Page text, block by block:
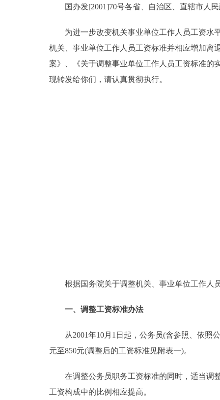
ENGLISH
DEUTSCH
ESPAÑOL
国办发[2001]70号各省、自治区、直辖市人民
为进一步改变机关事业单位工作人员工资水平
机关、事业单位工作人员工资标准并相应增加离
案》、《关于调整事业单位工作人员工资标准的
现转发给你们，请认真贯彻执行。
根据国务院关于调整机关、事业单位工作人
一、调整工资标准办法
从2001年10月1日起，公务员(含参照、依照公
元至850元(调整后的工资标准见附表一)。
在调整公务员职务工资标准的同时，适当调整
工资构成中的比例相应提高。